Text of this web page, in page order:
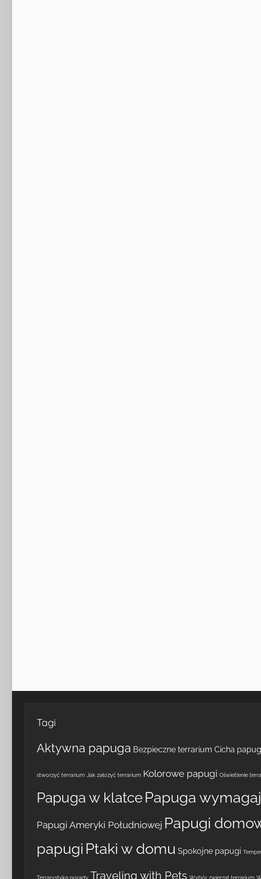
Tagi
Aktywna papuga Bezpieczne terrarium Cicha
stworzyć terrarium Jak założyć terrarium Kolorowe papugi Oświetlenie
Papuga w klatcePapuga
Papugi Ameryki Południowej Papugi
papugi Ptaki w domu Spokojne papugi
Terrarystyka porady Traveling with Pets Wybór zwierząt terrarium